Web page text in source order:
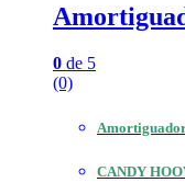
0 de 5
(0)
CANDY